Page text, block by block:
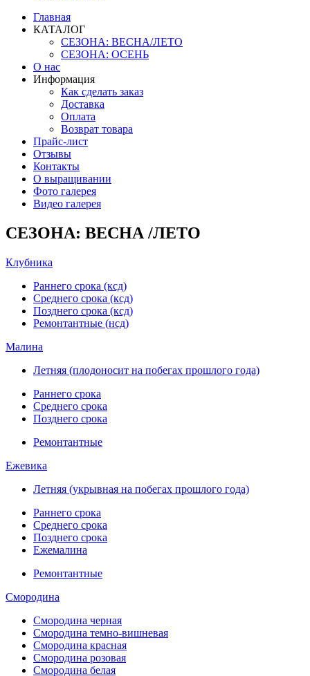
Главная
КАТАЛОГ
СЕЗОНА: ВЕСНА/ЛЕТО
СЕЗОНА: ОСЕНЬ
О нас
Информация
Как сделать заказ
Доставка
Оплата
Возврат товара
Прайс-лист
Отзывы
Контакты
О выращивании
Фото галерея
Видео галерея
СЕЗОНА: ВЕСНА /ЛЕТО
Клубника
Раннего срока (ксд)
Среднего срока (ксд)
Позднего срока (ксд)
Ремонтантные (нсд)
Малина
Летняя (плодоносит на побегах прошлого года)
Раннего срока
Среднего срока
Позднего срока
Ремонтантные
Ежевика
Летняя (укрывная на побегах прошлого года)
Раннего срока
Среднего срока
Позднего срока
Ежемалина
Ремонтантные
Смородина
Смородина черная
Смородина темно-вишневая
Смородина красная
Смородина розовая
Смородина белая